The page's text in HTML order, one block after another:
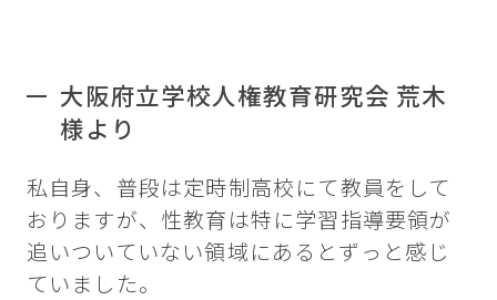
大阪府立学校人権教育研究会 荒木
様より
私自身、普段は定時制高校にて教員をして
おりますが、性教育は特に学習指導要領が
追いついていない領域にあるとずっと感じ
ていました。